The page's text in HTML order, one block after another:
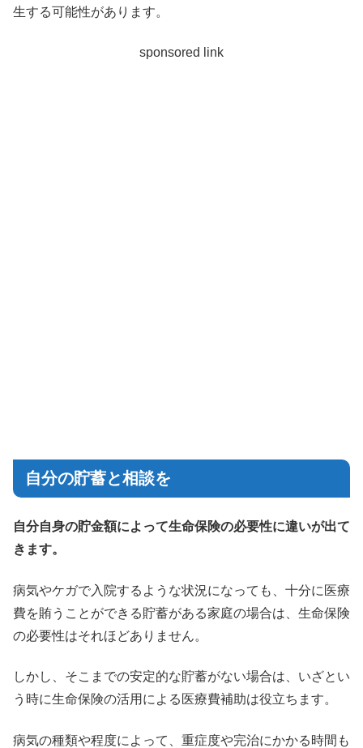
生する可能性があります。
sponsored link
自分の貯蓄と相談を
自分自身の貯金額によって生命保険の必要性に違いが出て
きます。
病気やケガで入院するような状況になっても、十分に医療
費を賄うことができる貯蓄がある家庭の場合は、生命保険
の必要性はそれほどありません。
しかし、そこまでの安定的な貯蓄がない場合は、いざとい
う時に生命保険の活用による医療費補助は役立ちます。
病気の種類や程度によって、重症度や完治にかかる時間も